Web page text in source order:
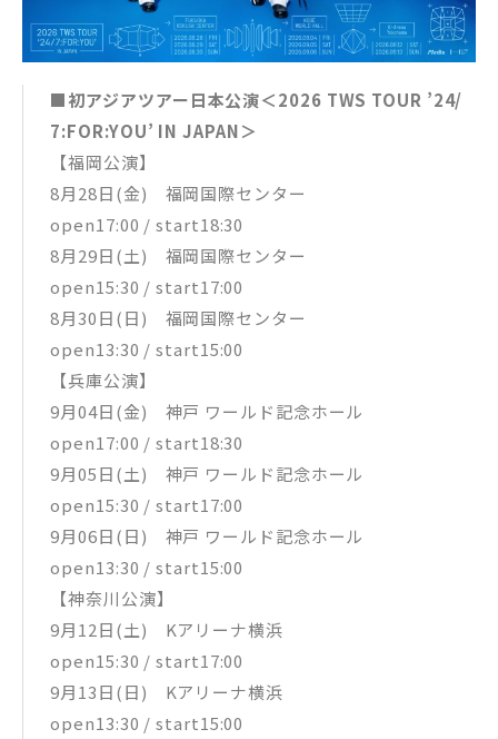
■初アジアツアー日本公演＜2026 TWS TOUR ’24/
7:FOR:YOU’ IN JAPAN＞
【福岡公演】
8月28日(金) 福岡国際センター
open17:00 / start18:30
8月29日(土) 福岡国際センター
open15:30 / start17:00
8月30日(日) 福岡国際センター
open13:30 / start15:00
【兵庫公演】
9月04日(金) 神戸 ワールド記念ホール
open17:00 / start18:30
9月05日(土) 神戸 ワールド記念ホール
open15:30 / start17:00
9月06日(日) 神戸 ワールド記念ホール
open13:30 / start15:00
【神奈川公演】
9月12日(土) Kアリーナ横浜
open15:30 / start17:00
9月13日(日) Kアリーナ横浜
open13:30 / start15:00